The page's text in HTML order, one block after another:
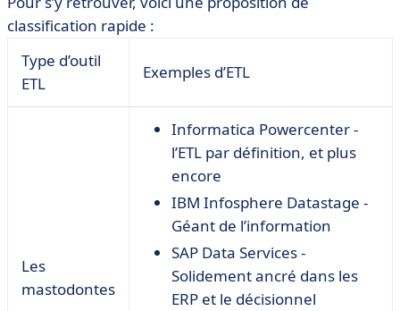
classification rapide :
Type d’outil
ETL
Exemples d’ETL
Les
mastodontes
Informatica Powercenter -
l’ETL par définition, et plus
encore
IBM Infosphere Datastage -
Géant de l’information
SAP Data Services -
Solidement ancré dans les
ERP et le décisionnel